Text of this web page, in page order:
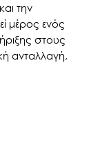
την
μέρος ενός
στους
ανταλλαγή,